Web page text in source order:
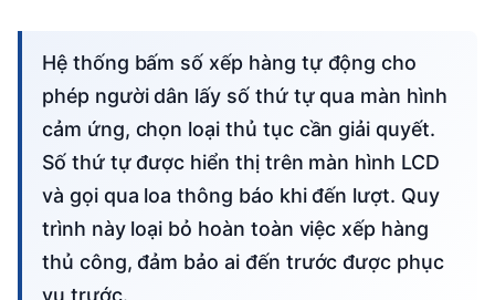
Hệ thống bấm số xếp hàng tự động cho
phép người dân lấy số thứ tự qua màn hình
cảm ứng, chọn loại thủ tục cần giải quyết.
Số thứ tự được hiển thị trên màn hình LCD
và gọi qua loa thông báo khi đến lượt. Quy
trình này loại bỏ hoàn toàn việc xếp hàng
thủ công, đảm bảo ai đến trước được phục
vụ trước.